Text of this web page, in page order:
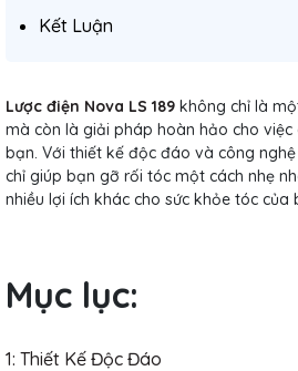
Kết Luận
Lược điện Nova LS 189 không chỉ là
mà còn là giải pháp hoàn hảo cho
bạn. Với thiết kế độc đáo và công
chỉ giúp bạn gỡ rối tóc một cách nhẹ
nhiều lợi ích khác cho sức khỏe tóc của
Mục lục:
1: Thiết Kế Độc Đáo